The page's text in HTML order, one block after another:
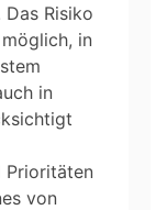
Risiko
in
in
Prioritäten
von